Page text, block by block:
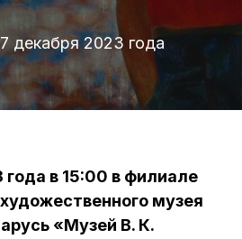
декабря 2023 года
года в 15:00 в филиале
музея
«Музей В. К.